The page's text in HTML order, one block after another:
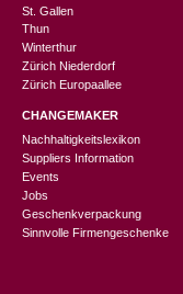
St. Gallen
Thun
Winterthur
Zürich Niederdorf
Zürich Europaallee
CHANGEMAKER
Nachhaltigkeitslexikon
Suppliers Information
Events
Jobs
Geschenkverpackung
Sinnvolle Firmengeschenke